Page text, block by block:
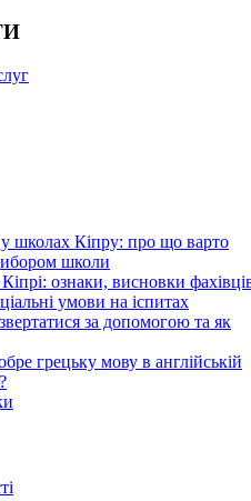
школах Кіпру: про що варто
школи
ознаки, висновки
умови на іспитах
за допомогою та як
грецьку мову в англійській